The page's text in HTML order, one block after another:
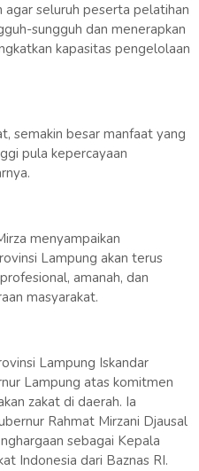
agar seluruh peserta pelatihan
sungguh dan menerapkan
kapasitas pengelolaan
semakin besar manfaat yang
pula kepercayaan
menyampaikan
Lampung akan terus
amanah, dan
masyarakat.
Lampung Iskandar
Lampung atas komitmen
zakat di daerah. Ia
Rahmat Mirzani Djausal
sebagai Kepala
Indonesia dari Baznas RI.